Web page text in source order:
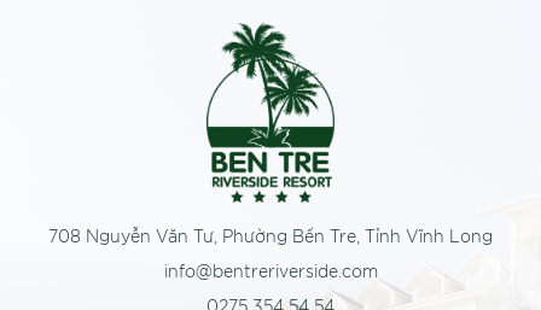
708 Nguyễn Văn Tư, Phường Bến Tre, Tỉnh Vĩnh Long
info@bentreriverside.com